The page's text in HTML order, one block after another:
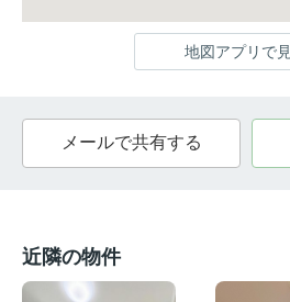
地図アプリで
メールで共有する
近隣の物件